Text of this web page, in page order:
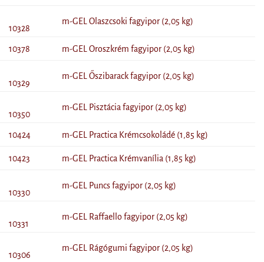
10328
m-GEL Olaszcsoki fagyipor (2,05 kg)
10378 m-GEL Oroszkrém fagyipor (2,05 kg)
10329
m-GEL Őszibarack fagyipor (2,05 kg)
10350
m-GEL Pisztácia fagyipor (2,05 kg)
10424 m-GEL Practica Krémcsokoládé (1,85 kg)
10423 m-GEL Practica Krémvanília (1,85 kg)
10330
m-GEL Puncs fagyipor (2,05 kg)
10331
m-GEL Raffaello fagyipor (2,05 kg)
10306
m-GEL Rágógumi fagyipor (2,05 kg)